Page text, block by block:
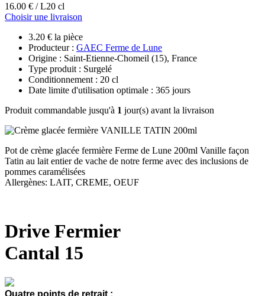
16.00 € / L20 cl
Choisir une livraison
3.20 € la pièce
Producteur : GAEC Ferme de Lune
Origine : Saint-Etienne-Chomeil (15), France
Type produit : Surgelé
Conditionnement : 20 cl
Date limite d'utilisation optimale : 365 jours
Produit commandable jusqu'à 1 jour(s) avant la livraison
Pot de crème glacée fermière Ferme de Lune 200ml Vanille façon
Tatin au lait entier de vache de notre ferme avec des inclusions de
pommes caramélisées
Allergènes: LAIT, CREME, OEUF
Drive Fermier
Cantal 15
Quatre points de retrait :